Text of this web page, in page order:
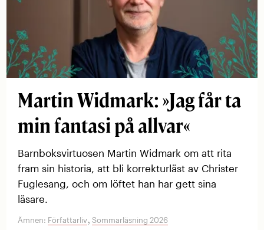
Martin Widmark: »Jag får ta
min fantasi på allvar«
Barnboksvirtuosen Martin Widmark om att rita
fram sin historia, att bli korrekturläst av Christer
Fuglesang, och om löftet han har gett sina
läsare.
Ämnen: Författarliv,Sommarläsning 2026